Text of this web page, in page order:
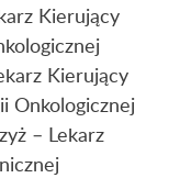
Kierujący
Kierujący
Onkologicznej
– Lekarz